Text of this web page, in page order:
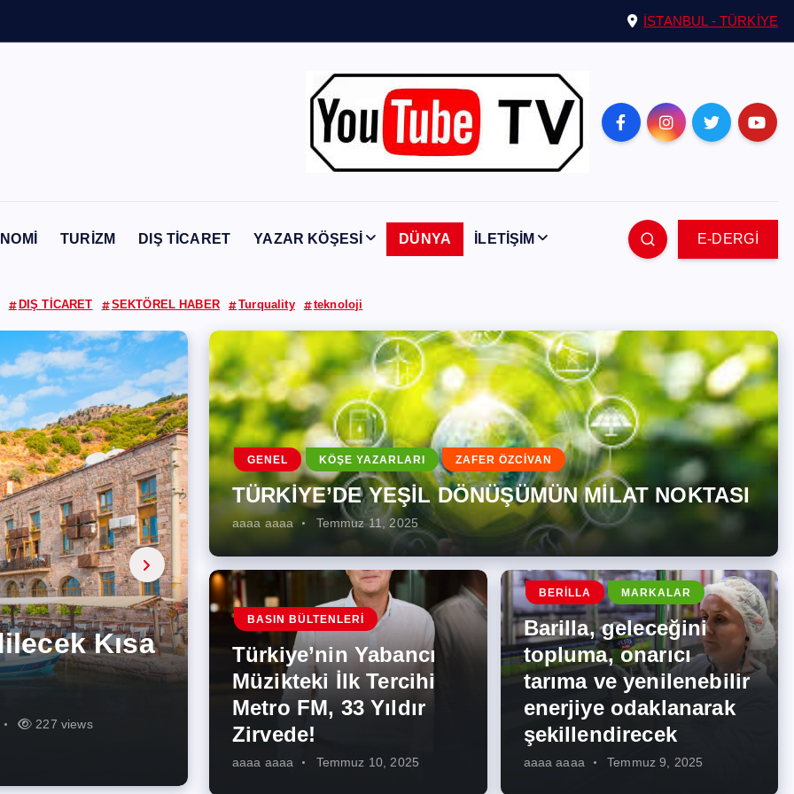
İSTANBUL - TÜRKİYE
TURİZM DIŞ TİCARET YAZAR KÖŞESİ DÜNYA İLETİŞİM E-DERGİ
DIŞ TİCARET SEKTÖREL HABER Turquality teknoloji
345 views
İlk
Zirvede!
274 views
onarıcı
275 views
Enerji
İş
287 views
Kısa
227 views
Artması
262 views
GENEL KÖŞE YAZARLARI ZAFER ÖZCİVAN
TÜRKİYE’DE YEŞİL DÖNÜŞÜMÜN MİLAT NOKTASI
aaaa aaaa Temmuz 11, 2025
BASIN BÜLTENLERI
Türkiye’nin Yabancı
Müzikteki İlk Tercihi
Metro FM, 33 Yıldır
Zirvede!
aaaa aaaa Temmuz 10, 2025
BERILLA MARKALAR
Barilla, geleceğini
topluma, onarıcı
tarıma ve yenilenebilir
enerjiye odaklanarak
şekillendirecek
aaaa aaaa Temmuz 9, 2025